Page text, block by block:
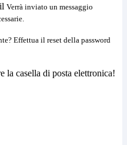
Verrà inviato un messaggio
Effettua il reset della password
la casella di posta elettronica!